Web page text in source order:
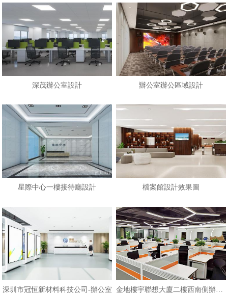
深茂辦公室設計 辦公室辦公區域設計
星際中心一樓接待廳設計 檔案館設計效果圖
深圳市冠恒新材料科技公司-辦公室 金地樓宇聯想大廈二樓西南側辦公區